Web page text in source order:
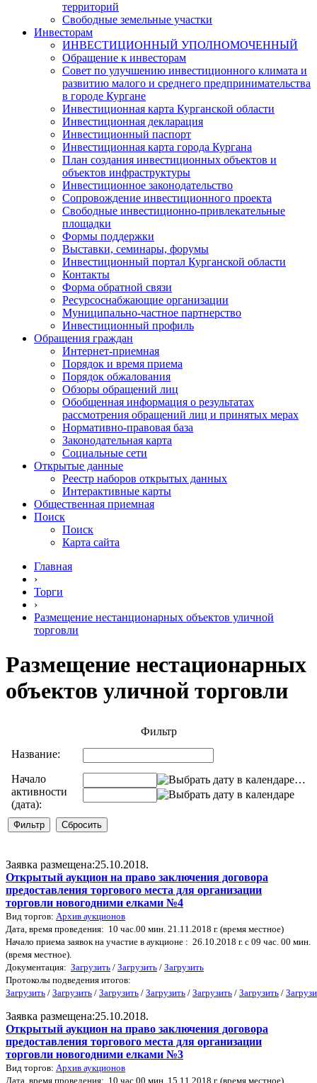
территорий
Свободные земельные участки
Инвесторам
ИНВЕСТИЦИОННЫЙ УПОЛНОМОЧЕННЫЙ
Обращение к инвесторам
Совет по улучшению инвестиционного климата и
развитию малого и среднего предпринимательства
в городе Кургане
Инвестиционная карта Курганской области
Инвестиционная декларация
Инвестиционный паспорт
Инвестиционная карта города Кургана
План создания инвестиционных объектов и
объектов инфраструктуры
Инвестиционное законодательство
Сопровождение инвестиционного проекта
Свободные инвестиционно-привлекательные
площадки
Формы поддержки
Выставки, семинары, форумы
Инвестиционный портал Курганской области
Контакты
Форма обратной связи
Ресурсоснабжающие организации
Муниципально-частное партнерство
Инвестиционный профиль
Обращения граждан
Интернет-приемная
Порядок и время приема
Порядок обжалования
Обзоры обращений лиц
Обобщенная информация о результатах
рассмотрения обращений лиц и принятых мерах
Нормативно-правовая база
Законодательная карта
Социальные сети
Открытые данные
Реестр наборов открытых данных
Интерактивные карты
Общественная приемная
Поиск
Поиск
Карта сайта
Главная
›
Торги
›
Размещение нестанционарных объектов уличной
торговли
Размещение нестационарных
объектов уличной торговли
Фильтр
Название:
Начало
активности
(дата):
…
Заявка размещена:25.10.2018.
Открытый аукцион на право заключения договора
предоставления торгового места для организации
торговли новогодними елками №4
Вид торгов: Архив аукционов
Дата, время проведения: 10 час.00 мин. 21.11.2018 г. (время местное)
Начало приема заявок на участие в аукционе : 26.10.2018 г. с 09 час. 00 мин.
(время местное).
Документация: Загрузить / Загрузить / Загрузить
Протоколы подведения итогов:
Загрузить / Загрузить / Загрузить / Загрузить / Загрузить / Загрузить /
Заявка размещена:25.10.2018.
Открытый аукцион на право заключения договора
предоставления торгового места для организации
торговли новогодними елками №3
Вид торгов: Архив аукционов
Дата, время проведения: 10 час.00 мин. 15.11.2018 г. (время местное)